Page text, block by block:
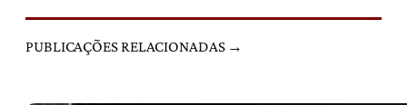
PUBLICAÇÕES RELACIONADAS →